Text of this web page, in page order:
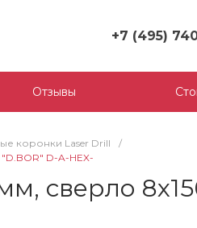
+7 (495)
+7 (495) 740 36 15
г. Москва,
Отзывы
коронки Laser Drill
/
D-A-HEX-
сверло